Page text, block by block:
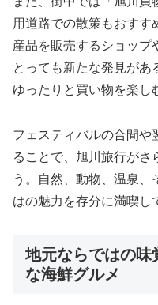
用道路での散策もおすす
産品を販売するショップ
とっても新たな発見があ
ゆったりと買い物を楽し
フェスティバルの合間や
ることで、旭川旅行がさ
う。自然、動物、温泉
はの魅力を存分に満喫し
地元ならではの味
な海鮮グルメ